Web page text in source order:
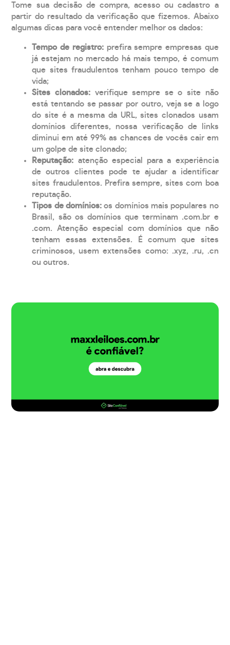
Tome sua decisão de compra, acesso ou cadastro a
partir do resultado da verificação que fizemos. Abaixo
algumas dicas para você entender melhor os dados:
Tempo de registro: prefira sempre empresas que
já estejam no mercado há mais tempo, é comum
que sites fraudulentos tenham pouco tempo de
vida;
Sites clonados: verifique sempre se o site não
está tentando se passar por outro, veja se a logo
do site é a mesma da URL, sites clonados usam
domínios diferentes, nossa verificação de links
diminui em até 99% as chances de vocês cair em
um golpe de site clonado;
Reputação: atenção especial para a experiência
de outros clientes pode te ajudar a identificar
sites fraudulentos. Prefira sempre, sites com boa
reputação.
Tipos de domínios:os domínios mais populares no
Brasil, são os domínios que terminam .com.br e
.com. Atenção especial com domínios que não
tenham essas extensões. É comum que sites
criminosos, usem extensões como: .xyz, .ru, .cn
ou outros.